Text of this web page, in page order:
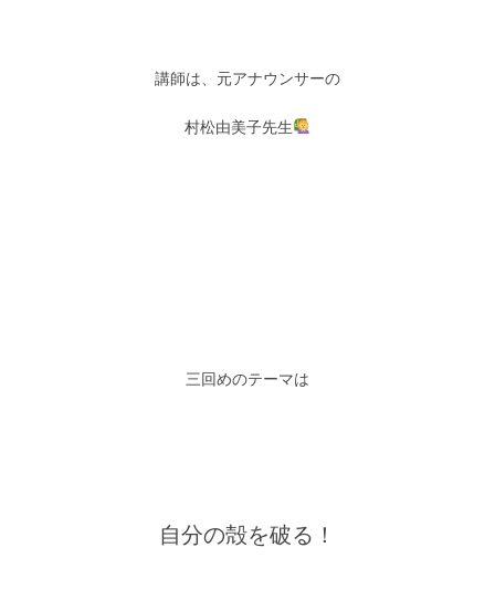
講師は、元アナウンサーの
村松由美子先生
三回めのテーマは
自分の殻を破る！